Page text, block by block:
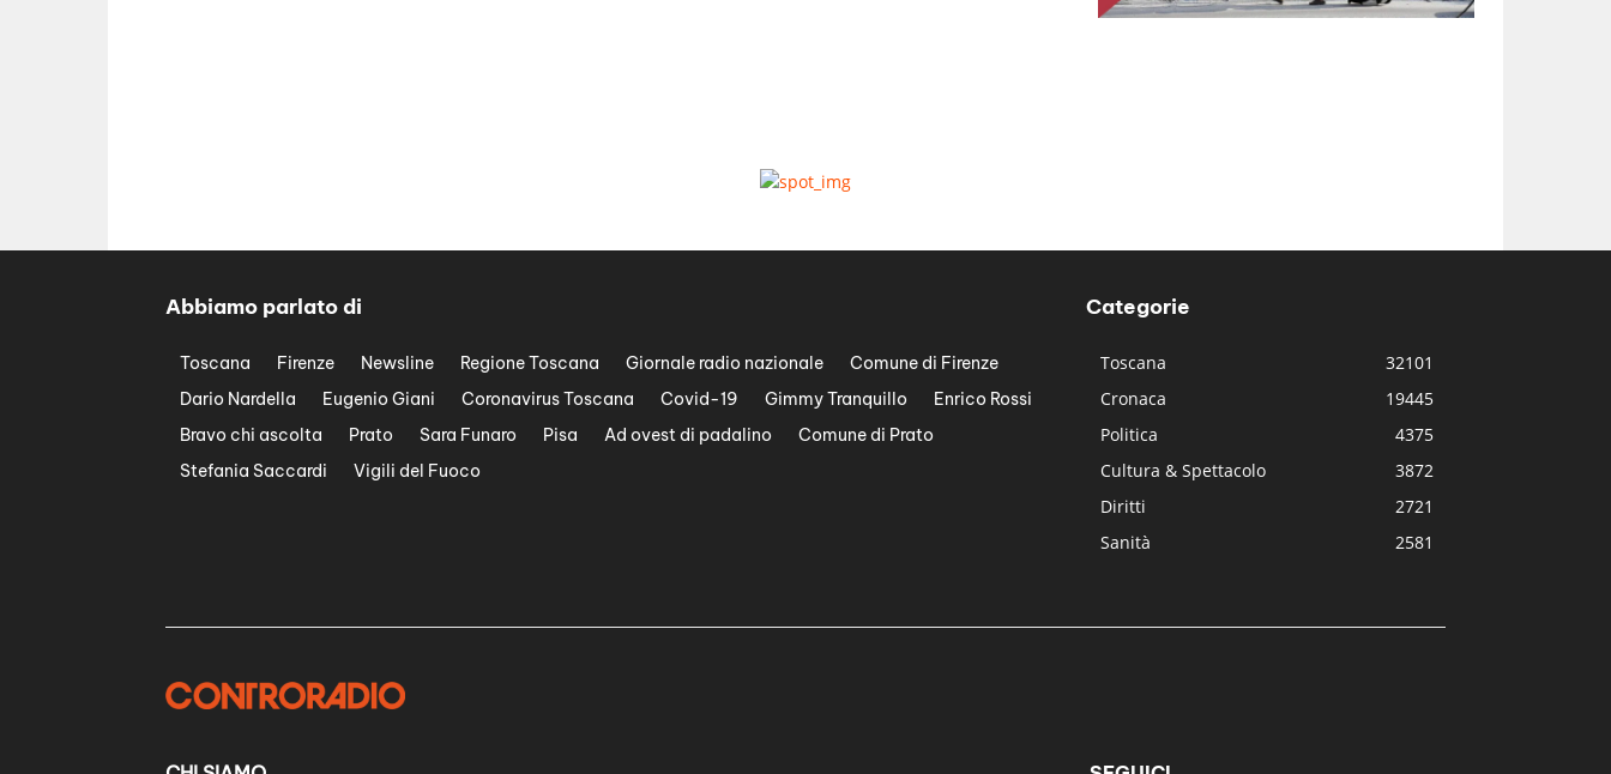
Abbiamo parlato di
Toscana Firenze Newsline Regione Toscana Giornale radio nazionale
Comune di Firenze
Dario Nardella
Eugenio Giani Coronavirus Toscana Covid-19 Gimmy Tranquillo
Enrico Rossi
Bravo chi ascolta
Prato Sara Funaro Pisa Ad ovest di padalino
Comune di Prato
Stefania Saccardi
Vigili del Fuoco
Categorie
Toscana
32101
Cronaca
19445
Politica
4375
Cultura & Spettacolo
3872
Diritti
2721
Sanità
2581